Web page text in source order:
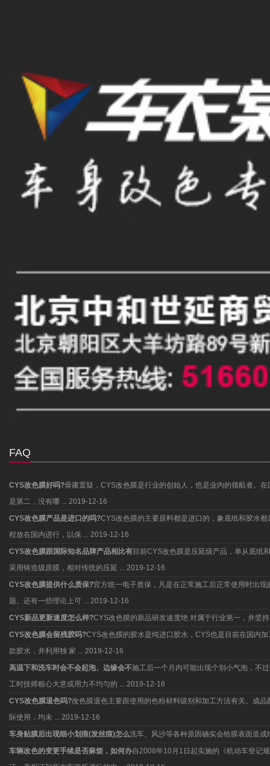
FAQ
CYS改色膜好吗?毋庸置疑，CYS改色膜是行业的创始人，也是业内的领航者。
是第二，没有哪 ... 2019-12-16
CYS改色膜产品是进口的吗?CYS改色膜的主要原料都是进口的，象底纸和胶水
程放在国内进行，以保 ... 2019-12-16
CYS改色膜跟国际知名品牌产品相比有目前CYS改色膜是压延级产品，单从底纸
采用铸造级原膜，相对传统的压延 ... 2019-12-16
CYS改色膜提供什么质保?官方统一电子质保，凡是在正常施工后正常使用时出
题。还有一些理论上可 ... 2019-12-16
CYS新品更新速度怎么样?CYS改色膜的新品研发速度绝 对属于行业第一，并坚
CYS改色膜会留残胶吗?CYS改色膜的胶水是纯进口胶水，CYS也是目前在国内
款胶水，并利用独 家 ... 2019-12-16
高温下和洗车时会不会起泡、边缘会不施工后一个月内可能出现个别小气泡，不
工时技师粗心大意或用力不均匀的 ... 2019-12-16
CYS改色膜退色吗?改色膜退色主要跟使用的色粉材料级别和加工方法有关。成
际使用，均未 ... 2019-12-16
车身贴膜后出现细小划痕(发丝痕)怎么洗车、风沙等各种原因确实会给膜表面造
车辆改色的变更手续是否麻烦，如何办自2008年10月1日起实施的《机动车登记